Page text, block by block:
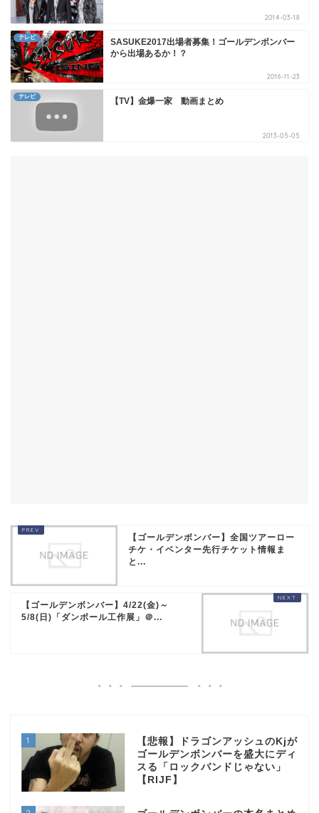
2014-03-18
テレビ
SASUKE2017出場者募集！ゴールデンボンバー
から出場あるか！？
2016-11-23
テレビ 【TV】金爆一家 動画まとめ
2013-05-05
【ゴールデンボンバー】全国ツアーロー
チケ・イベンター先行チケット情報ま
と...
【ゴールデンボンバー】4/22(金)～
5/8(日)「ダンボール工作展」＠...
1
【悲報】ドラゴンアッシュのKjが
ゴールデンボンバーを盛大にディ
スる「ロックバンドじゃない」
【RIJF】